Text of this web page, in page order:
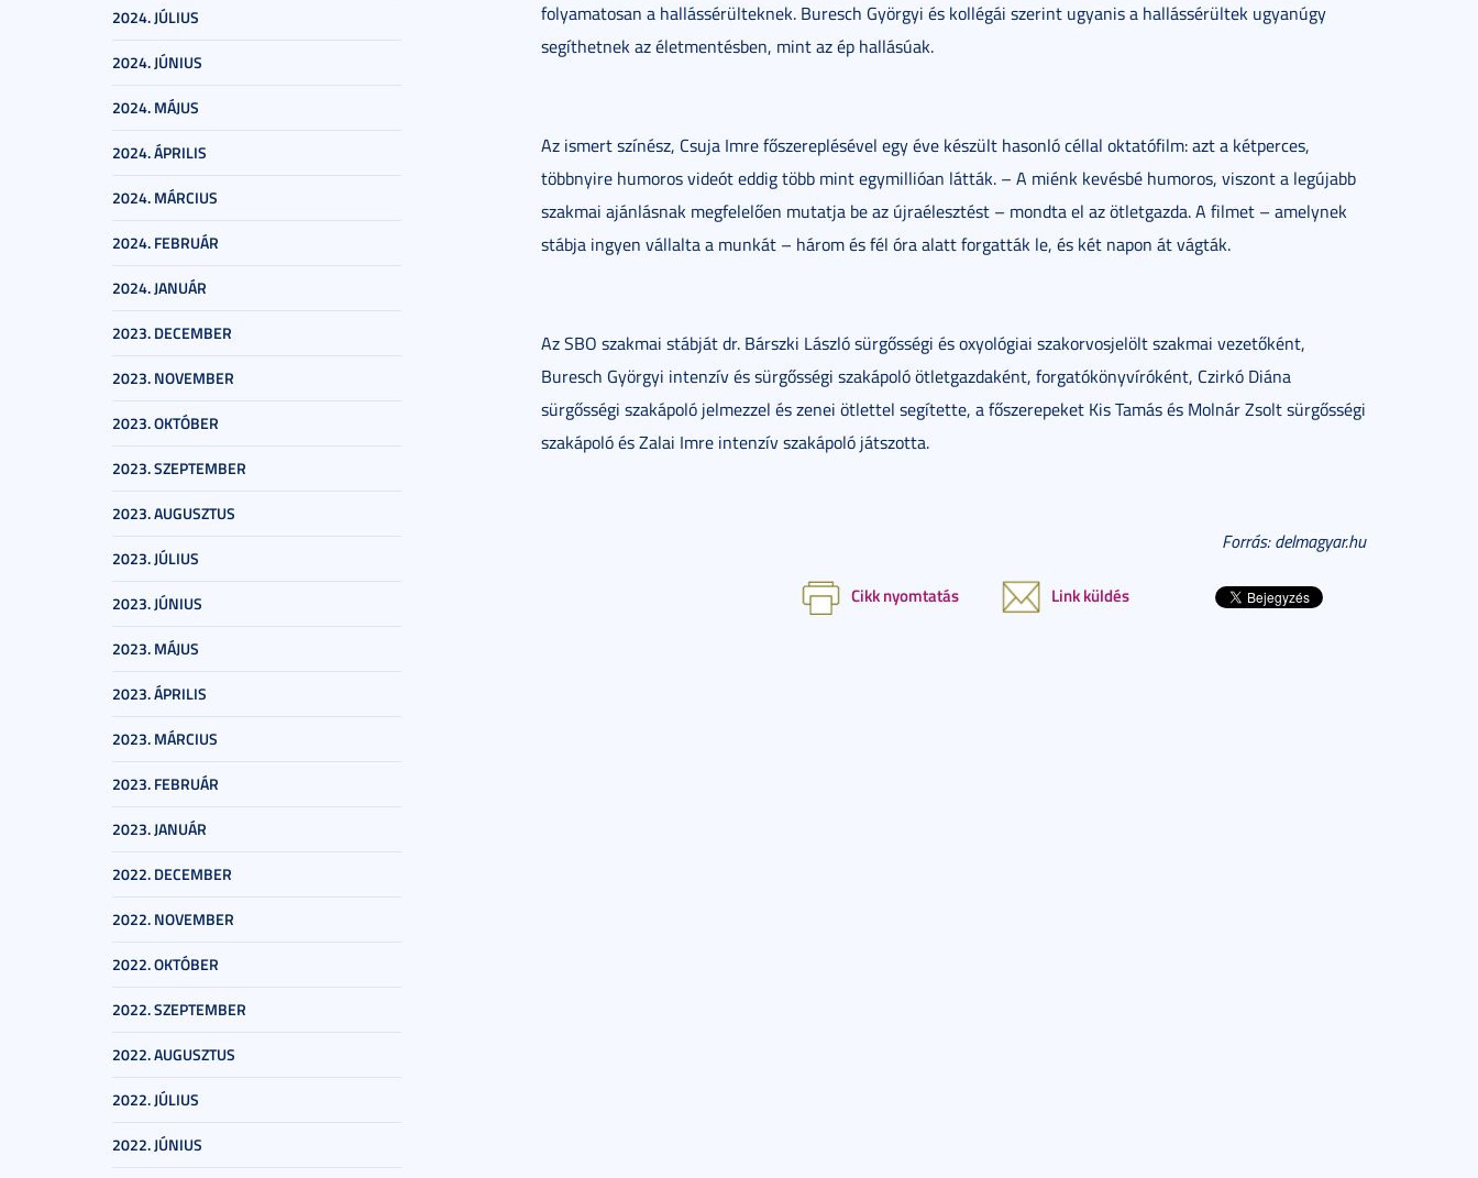
2024. JÚLIUS
2024. JÚNIUS
2024. MÁJUS
2024. ÁPRILIS
2024. MÁRCIUS
2024. FEBRUÁR
2024. JANUÁR
2023. DECEMBER
2023. NOVEMBER
2023. OKTÓBER
2023. SZEPTEMBER
2023. AUGUSZTUS
2023. JÚLIUS
2023. JÚNIUS
2023. MÁJUS
2023. ÁPRILIS
2023. MÁRCIUS
2023. FEBRUÁR
2023. JANUÁR
2022. DECEMBER
2022. NOVEMBER
2022. OKTÓBER
2022. SZEPTEMBER
2022. AUGUSZTUS
2022. JÚLIUS
2022. JÚNIUS
folyamatosan a hallássérülteknek. Buresch Györgyi és kollégái szerint ugyanis a hallássérültek ugyanúgy
segíthetnek az életmentésben, mint az ép hallásúak.
Az ismert színész, Csuja Imre főszereplésével egy éve készült hasonló céllal oktatófilm: azt a kétperces,
többnyire humoros videót eddig több mint egymillióan látták. – A miénk kevésbé humoros, viszont a legújabb
szakmai ajánlásnak megfelelően mutatja be az újraélesztést – mondta el az ötletgazda. A filmet – amelynek
stábja ingyen vállalta a munkát – három és fél óra alatt forgatták le, és két napon át vágták.
Az SBO szakmai stábját dr. Bárszki László sürgősségi és oxyológiai szakorvosjelölt szakmai vezetőként,
Buresch Györgyi intenzív és sürgősségi szakápoló ötletgazdaként, forgatókönyvíróként, Czirkó Diána
sürgősségi szakápoló jelmezzel és zenei ötlettel segítette, a főszerepeket Kis Tamás és Molnár Zsolt sürgősségi
szakápoló és Zalai Imre intenzív szakápoló játszotta.
Forrás: delmagyar.hu
Cikk nyomtatás Link küldés